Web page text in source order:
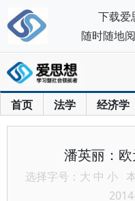
首页 法学 经济学
潘英丽：欧
选择字号： 大 中 小
下载爱
随时随地